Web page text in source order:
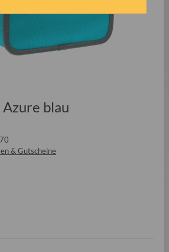
blau
& Gutscheine